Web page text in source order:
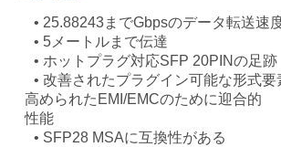
ー
• 25.88243までGbpsのデータ転送速
• 5メートルまで伝達
• ホットプラグ対応SFP 20PINの足跡
• 改善されたプラグイン可能な形式要
高められたEMI/EMCのために迎合的
性能
• SFP28 MSAに互換性がある